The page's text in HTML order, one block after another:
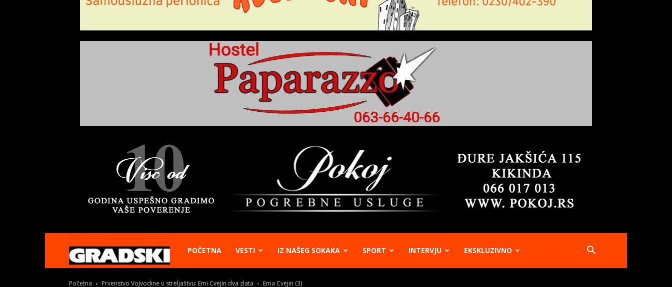
Gradski
Online
POČETNA VESTI IZ NAŠEG SOKAKA SPORT INTERVJU EKSKLUZIVNO
Početna Prvenstvo Vojvodine u streljaštvu: Emi Cvejin dva zlata Ema Cvejin (3)